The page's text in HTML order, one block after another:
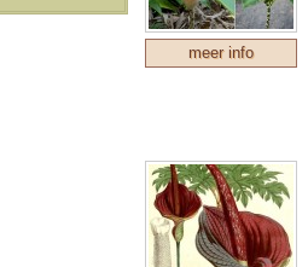
meer info